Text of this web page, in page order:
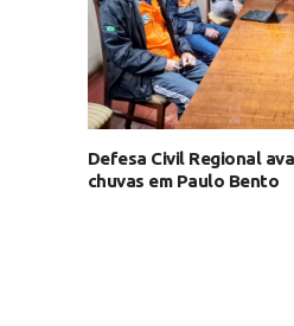
Defesa Civil Regional
chuvas em Paulo Bento